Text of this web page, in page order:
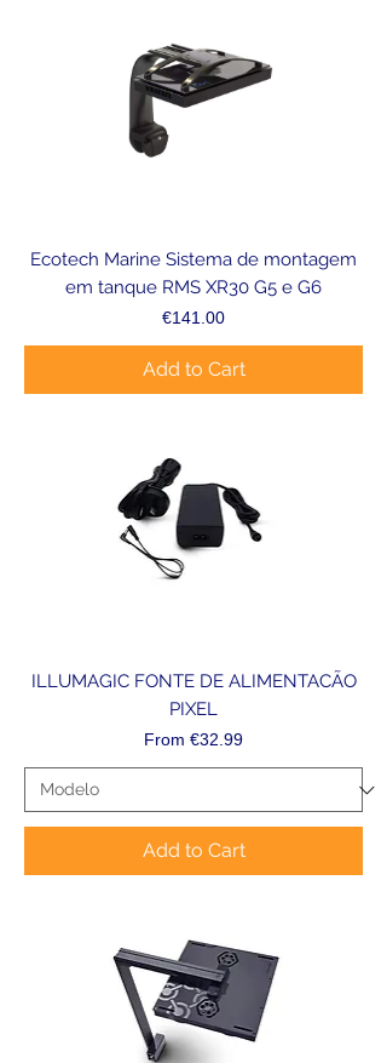
Ecotech Marine Sistema de montagem
em tanque RMS XR30 G5 e G6
Price
€141.00
Add to Cart
ILLUMAGIC FONTE DE ALIMENTACÃO
PIXEL
From €32.99
Sale Price
Add to Cart